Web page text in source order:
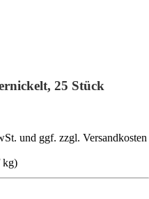
25 Stück
und ggf. zzgl. Versandkosten
kg)